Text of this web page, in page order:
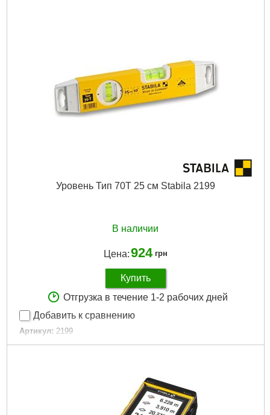
Уровень Тип 70Т 25 см Stabila 2199
В наличии
Цена:924 грн
Купить
Отгрузка в течение 1-2 рабочих дней
Добавить к сравнению
Артикул: 2199
Код товара: 19.27.22
Подробнее...